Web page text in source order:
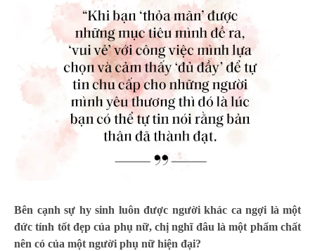
Bên cạnh sự hy sinh luôn được người khác ca ngợi là một
đức tính tốt đẹp của phụ nữ, chị nghĩ đâu là một phẩm chất
nên có của một người phụ nữ hiện đại?